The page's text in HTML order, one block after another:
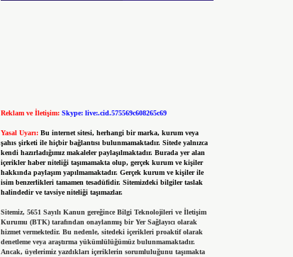
Reklam ve İletişim: Skype: live:.cid.575569c608265c69
Yasal Uyarı: Bu internet sitesi, herhangi bir marka, kurum veya
şahıs şirketi ile hiçbir bağlantısı bulunmamaktadır. Sitede yalnızca
kendi hazırladığımız makaleler paylaşılmaktadır. Burada yer alan
içerikler haber niteliği taşımamakta olup, gerçek kurum ve kişiler
hakkında paylaşım yapılmamaktadır. Gerçek kurum ve kişiler ile
isim benzerlikleri tamamen tesadüfidir. Sitemizdeki bilgiler taslak
halindedir ve tavsiye niteliği taşımazlar.
Sitemiz, 5651 Sayılı Kanun gereğince Bilgi Teknolojileri ve İletişim
Kurumu (BTK) tarafından onaylanmış bir Yer Sağlayıcı olarak
hizmet vermektedir. Bu nedenle, sitedeki içerikleri proaktif olarak
denetleme veya araştırma yükümlülüğümüz bulunmamaktadır.
Ancak, üyelerimiz yazdıkları içeriklerin sorumluluğunu taşımakta